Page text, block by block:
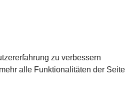
zu verbessern
alle Funktionalitäten der Seite